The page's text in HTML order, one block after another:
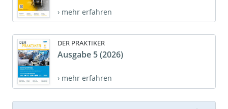
› mehr erfahren
DER PRAKTIKER
Ausgabe 5 (2026)
› mehr erfahren